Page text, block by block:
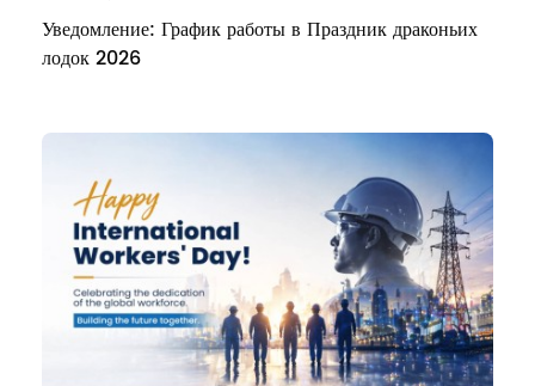
Уведомление: График работы в Праздник драконьих
лодок 2026